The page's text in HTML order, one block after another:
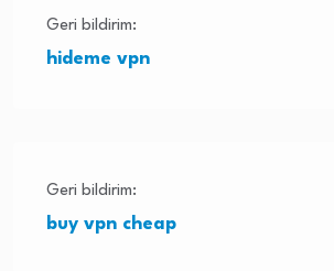
Geri bildirim:
hideme vpn
Geri bildirim:
buy vpn cheap